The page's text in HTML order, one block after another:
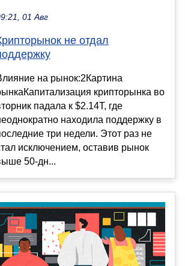
01 Авг
не отдал
на рынок:2Картина
крипторынка во
падала к $2.14T, где
находила поддержку в
три недели. Этот раз не
исключением, оставив рынок
50-дн...